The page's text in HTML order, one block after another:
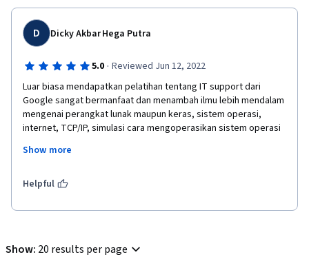
D Dicky Akbar Hega Putra
5.0 · Reviewed Jun 12, 2022
Luar biasa mendapatkan pelatihan tentang IT support dari
Google sangat bermanfaat dan menambah ilmu lebih mendalam
mengenai perangkat lunak maupun keras, sistem operasi,
internet, TCP/IP, simulasi cara mengoperasikan sistem operasi
layanan pelanggan. Semoga saya dapat kesempatan untuk
salam sukses
Show more
Helpful
Show: 20 results per page